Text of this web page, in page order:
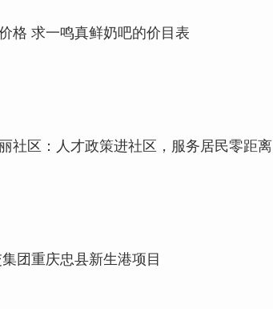
格 求一鸣真鲜奶吧的价目表
社区：人才政策进社区，服务居民零距离
团重庆忠县新生港项目